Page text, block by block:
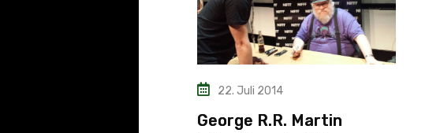
22. Juli 2014
George R.R. Martin